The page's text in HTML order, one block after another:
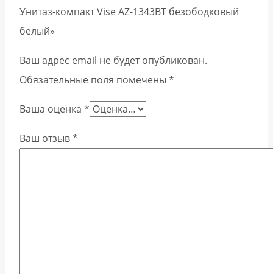
Унитаз-компакт Vise AZ-1343BT безободковый
белый»
Ваш адрес email не будет опубликован.
Обязательные поля помечены *
Ваша оценка *
Ваш отзыв*